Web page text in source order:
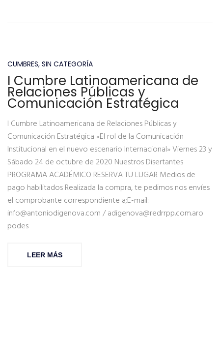
CUMBRES, SIN CATEGORÍA
I Cumbre Latinoamericana de
Relaciones Públicas y
Comunicación Estratégica
I Cumbre Latinoamericana de Relaciones Públicas y
Comunicación Estratégica «El rol de la Comunicación
Institucional en el nuevo escenario Internacional» Viernes 23 y
Sábado 24 de octubre de 2020 Nuestros Disertantes
PROGRAMA ACADÉMICO RESERVA TU LUGAR Medios de
pago habilitados Realizada la compra, te pedimos nos envíes
el comprobante correspondiente a;E-mail:
info@antoniodigenova.com / adigenova@redrrpp.com.aro
podes
LEER MÁS